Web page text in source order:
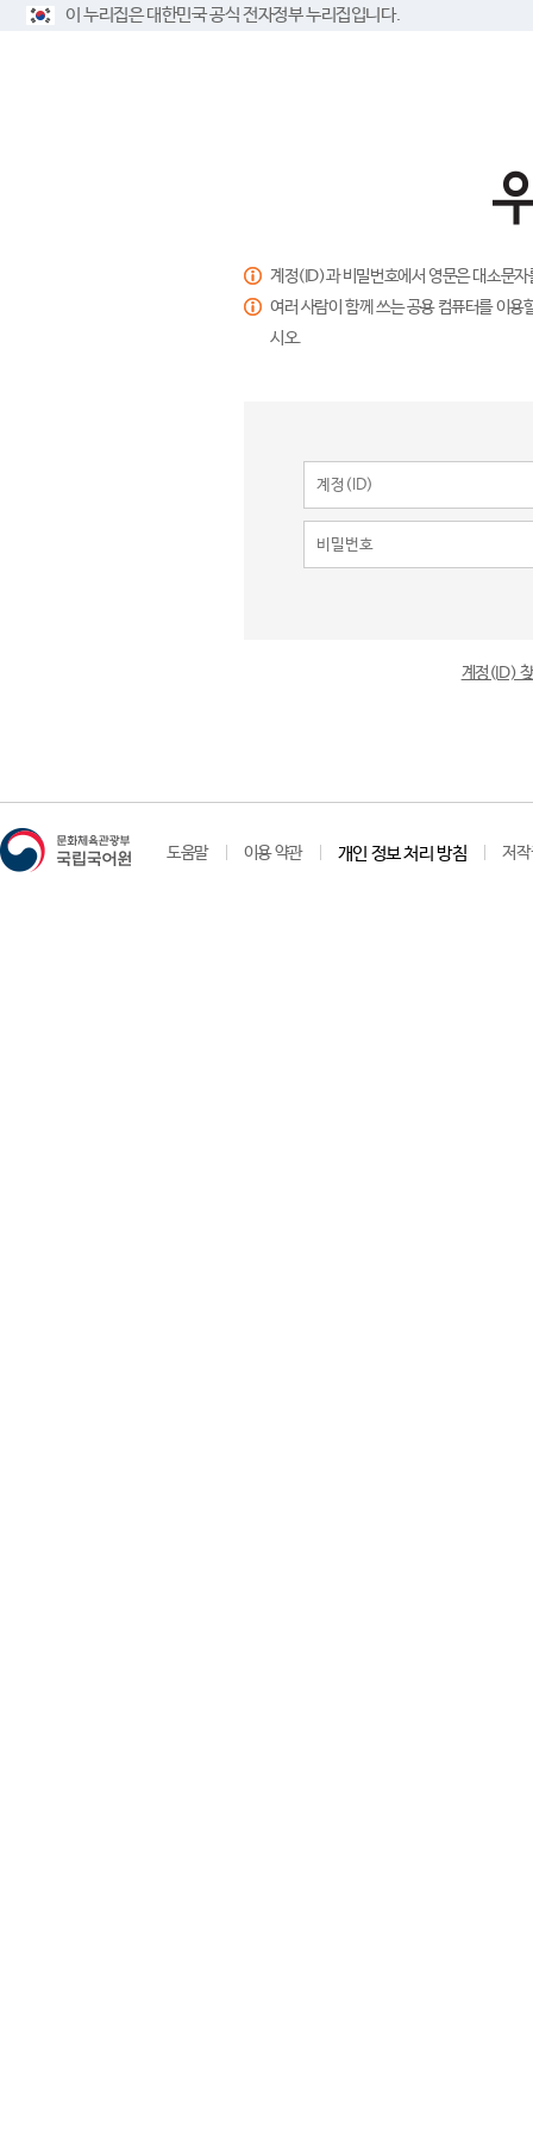
이 누리집은 대한민국 공식 전자정부 누리집입니다.
계정(ID)과 비밀번호에서 영문은 대소문
여러 사람이 함께 쓰는 공용 컴퓨터를 이
시오.
계정(ID)
도움말 이용 약관 개인 정보 처리 방침 저